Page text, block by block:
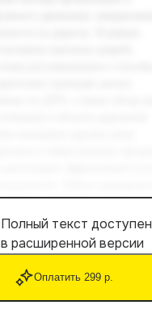
Полный текст доступен
в расширенной версии
Оплатить 299 р.